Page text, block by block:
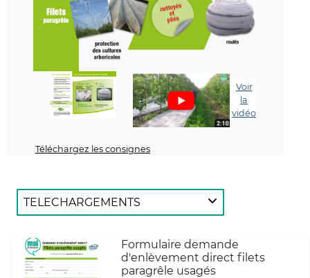
Voir
la
vidéo
Téléchargez les consignes
TELECHARGEMENTS
Formulaire demande
d'enlèvement direct filets
paragrêle usagés